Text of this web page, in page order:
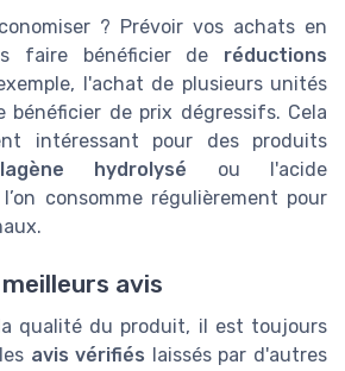
? Prévoir vos achats en
faire bénéficier de réductions
l'achat de plusieurs unités
bénéficier de prix dégressifs. Cela
intéressant pour des produits
hydrolysé ou l'acide
consomme régulièrement pour
avis
qualité du produit, il est toujours
avis vérifiés laissés par d'autres